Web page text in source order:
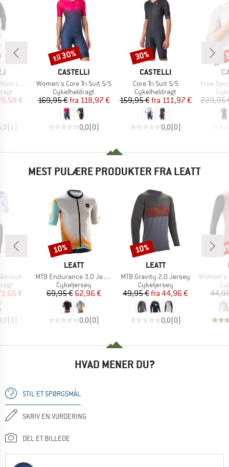
Cut
pris
€
(1 )
MÆRKE
CASTELLI
Artikel
Women's Core Tri Suit S/S
Produktgruppe
Cykelheldragt
Pris
169,95 € Nedsat pris
fra 118,97 €
0,0(0)
Rabat
til 30%
MÆRKE
CASTELLI
Artikel
Core Tri Suit S/S
Produktgruppe
Cykelheldragt
Pris
159,95 € Nedsat pris
fra 111,97 €
0,0(0)
Rabat
30%
Artikel
Free
229,95
MEST PULÆRE PRODUKTER FRA LEATT
pris
€
(0)
MÆRKE
LEATT
Artikel
MTB Endurance 3.0 Jersey
Produktgruppe
Cykeljersey
Pris
69,95 €Nedsat pris
62,96 €
0,0(0)
Rabat
10%
MÆRKE
LEATT
Artikel
MTB Gravity 2.0 Jersey
Produktgruppe
Cykeljersey
Pris
49,95 € Nedsat pris
fra 44,96 €
0,0(0)
Rabat
10%
Artikel
Women's MTB
HVAD MENER DU?
STIL ET SPØRGSMÅL
SKRIV EN VURDERING
DEL ET BILLEDE